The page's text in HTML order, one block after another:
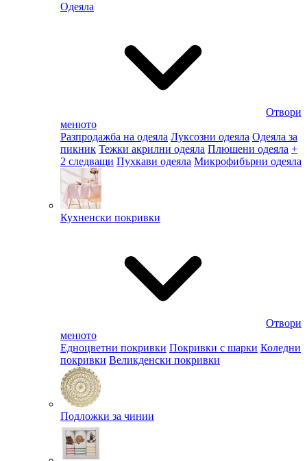
Одеяла
Отвори
менюто
Разпродажба на одеяла Луксозни одеяла Одеяла за
пикник Тежки акрилни одеяла Плюшени одеяла +
2 следващи Пухкави одеяла Микрофибърни одеяла
Кухненски покривки
Отвори
менюто
Едноцветни покривки Покривки с шарки Коледни
покривки Великденски покривки
Подложки за чинии